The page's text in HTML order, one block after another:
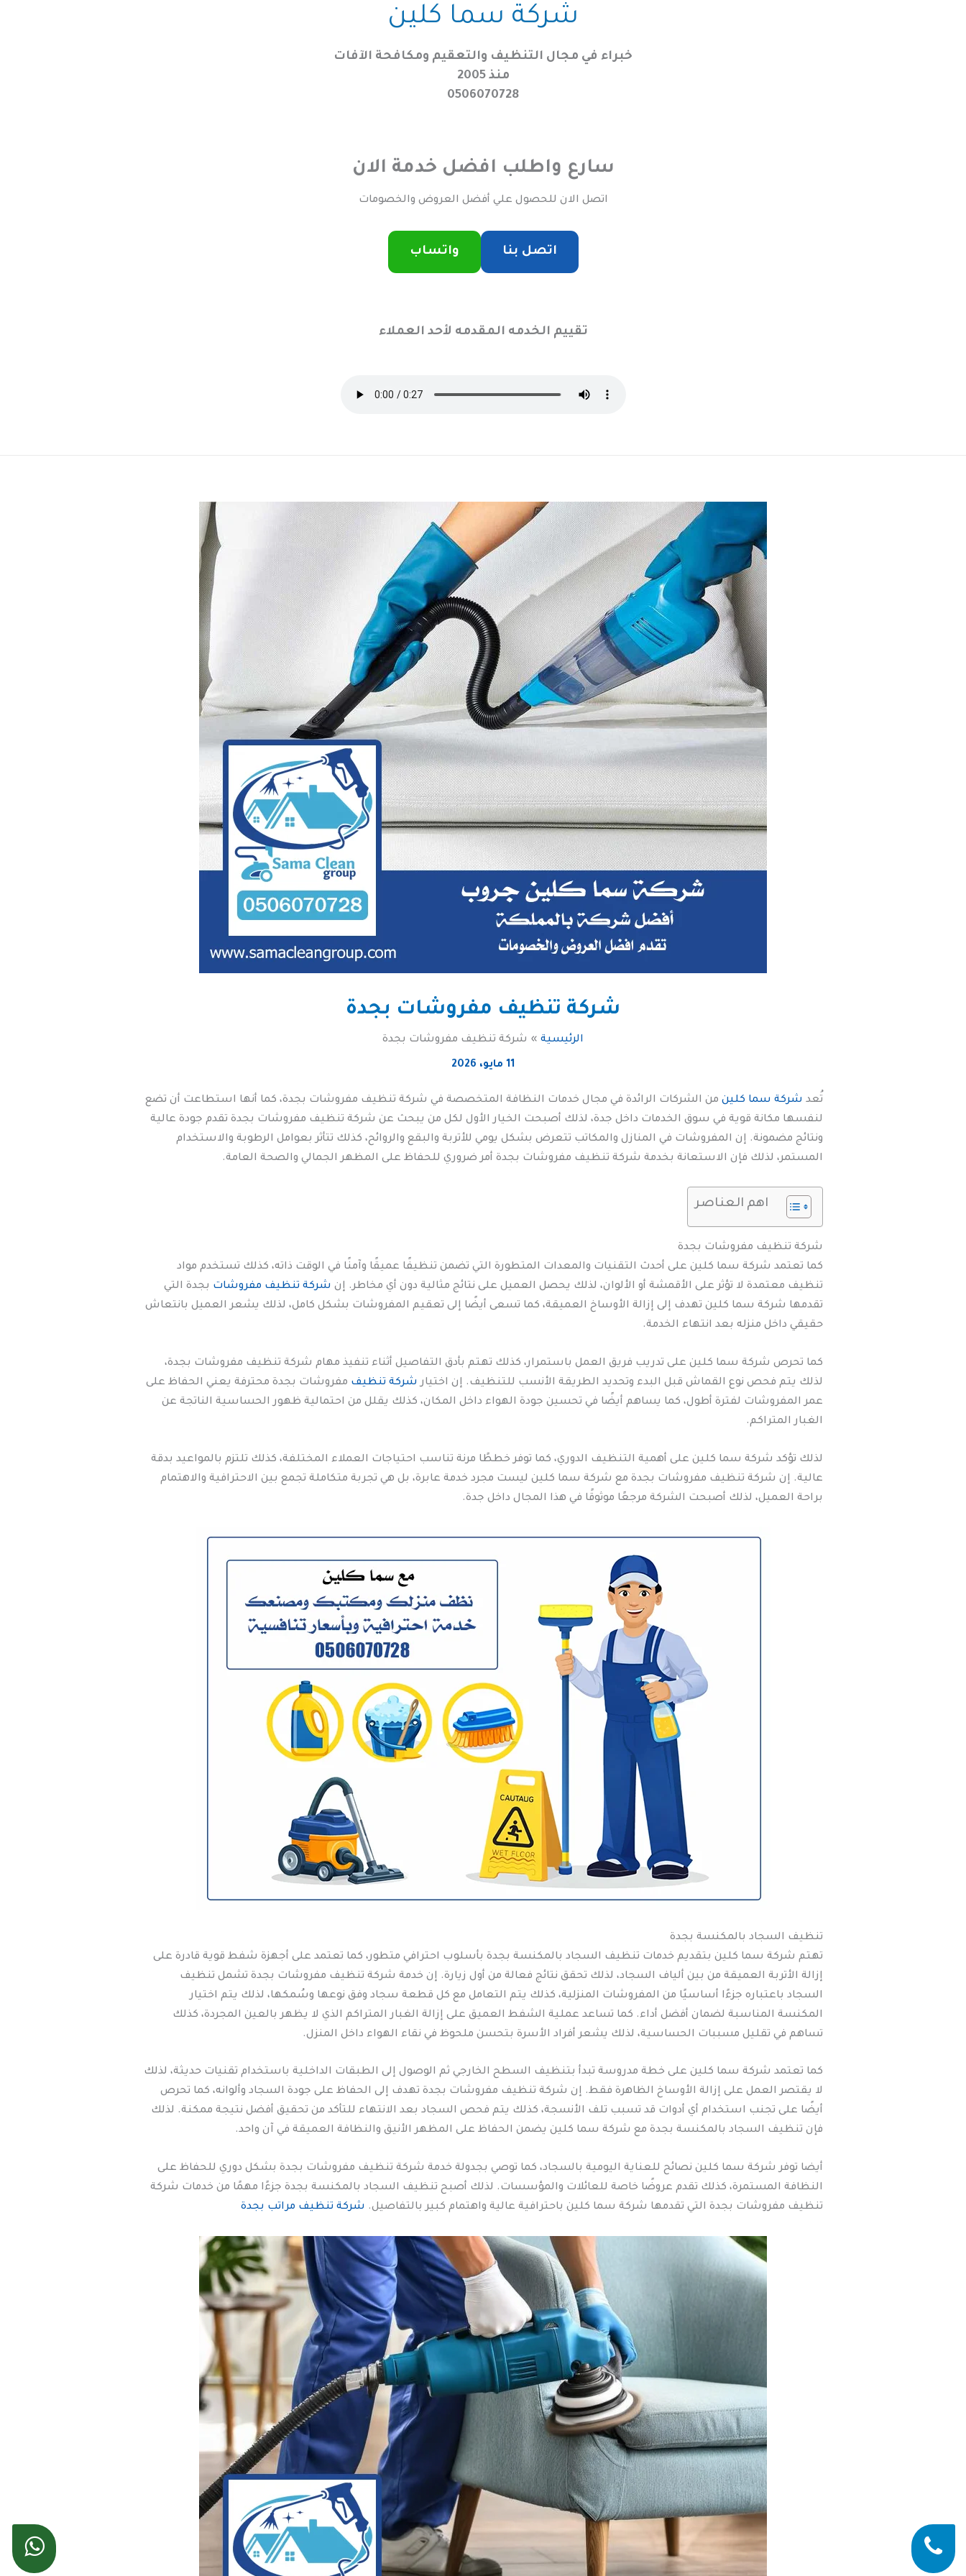
شركة سما كلين
خبراء في مجال التنظيف والتعقيم ومكافحة الآفات
منذ 2005
0506070728
سارع واطلب افضل خدمة الان
اتصل الان للحصول علي أفضل العروض والخصومات
اتصل بنا واتساب
تقييم الخدمه المقدمه لأحد العملاء
شركة تنظيف مفروشات بجدة
الرئيسية شركة تنظيف مفروشات بجدة
11 مايو، 2026
تُعد شركة سما كلينمن الشركات الرائدة في مجال خدمات النظافة المتخصصة في شركة تنظيف مفروشات بجدة، كما أنها استطاعت أن تضع
لنفسها مكانة قوية في سوق الخدمات داخل جدة، لذلك أصبحت الخيار الأول لكل من يبحث عن شركة تنظيف مفروشات بجدة تقدم جودة عالية
ونتائج مضمونة. إن المفروشات في المنازل والمكاتب تتعرض بشكل يومي للأتربة والبقع والروائح، كذلك تتأثر بعوامل الرطوبة والاستخدام
المستمر، لذلك فإن الاستعانة بخدمة شركة تنظيف مفروشات بجدة أمر ضروري للحفاظ على المظهر الجمالي والصحة العامة.
اهم العناصر
شركة تنظيف مفروشات بجدة
كما تعتمد شركة سما كلين على أحدث التقنيات والمعدات المتطورة التي تضمن تنظيفًا عميقًا وآمنًا في الوقت ذاته، كذلك تستخدم مواد
تنظيف معتمدة لا تؤثر على الأقمشة أو الألوان، لذلك يحصل العميل على نتائج مثالية دون أي مخاطر. إن شركة تنظيف مفروشات بجدة التي
تقدمها شركة سما كلين تهدف إلى إزالة الأوساخ العميقة، كما تسعى أيضًا إلى تعقيم المفروشات بشكل كامل، لذلك يشعر العميل بانتعاش
حقيقي داخل منزله بعد انتهاء الخدمة.
كما تحرص شركة سما كلين على تدريب فريق العمل باستمرار، كذلك تهتم بأدق التفاصيل أثناء تنفيذ مهام شركة تنظيف مفروشات بجدة،
لذلك يتم فحص نوع القماش قبل البدء وتحديد الطريقة الأنسب للتنظيف. إن اختيار شركة تنظيف مفروشات بجدة محترفة يعني الحفاظ على
عمر المفروشات لفترة أطول، كما يساهم أيضًا في تحسين جودة الهواء داخل المكان، كذلك يقلل من احتمالية ظهور الحساسية الناتجة عن
الغبار المتراكم.
لذلك تؤكد شركة سما كلين على أهمية التنظيف الدوري، كما توفر خططًا مرنة تناسب احتياجات العملاء المختلفة، كذلك تلتزم بالمواعيد بدقة
عالية. إن شركة تنظيف مفروشات بجدة مع شركة سما كلين ليست مجرد خدمة عابرة، بل هي تجربة متكاملة تجمع بين الاحترافية والاهتمام
براحة العميل، لذلك أصبحت الشركة مرجعًا موثوقًا في هذا المجال داخل جدة.
تنظيف السجاد بالمكنسة بجدة
تهتم شركة سما كلين بتقديم خدمات تنظيف السجاد بالمكنسة بجدة بأسلوب احترافي متطور، كما تعتمد على أجهزة شفط قوية قادرة على
إزالة الأتربة العميقة من بين ألياف السجاد، لذلك تحقق نتائج فعالة من أول زيارة. إن خدمة شركة تنظيف مفروشات بجدة تشمل تنظيف
السجاد باعتباره جزءًا أساسيًا من المفروشات المنزلية، كذلك يتم التعامل مع كل قطعة سجاد وفق نوعها وسُمكها، لذلك يتم اختيار
المكنسة المناسبة لضمان أفضل أداء. كما تساعد عملية الشفط العميق على إزالة الغبار المتراكم الذي لا يظهر بالعين المجردة، كذلك
تساهم في تقليل مسببات الحساسية، لذلك يشعر أفراد الأسرة بتحسن ملحوظ في نقاء الهواء داخل المنزل.
كما تعتمد شركة سما كلين على خطة مدروسة تبدأ بتنظيف السطح الخارجي ثم الوصول إلى الطبقات الداخلية باستخدام تقنيات حديثة، لذلك
لا يقتصر العمل على إزالة الأوساخ الظاهرة فقط. إن شركة تنظيف مفروشات بجدة تهدف إلى الحفاظ على جودة السجاد وألوانه، كما تحرص
أيضًا على تجنب استخدام أي أدوات قد تسبب تلف الأنسجة، كذلك يتم فحص السجاد بعد الانتهاء للتأكد من تحقيق أفضل نتيجة ممكنة. لذلك
فإن تنظيف السجاد بالمكنسة بجدة مع شركة سما كلين يضمن الحفاظ على المظهر الأنيق والنظافة العميقة في آن واحد.
أيضا توفر شركة سما كلين نصائح للعناية اليومية بالسجاد، كما توصي بجدولة خدمة شركة تنظيف مفروشات بجدة بشكل دوري للحفاظ على
النظافة المستمرة، كذلك تقدم عروضًا خاصة للعائلات والمؤسسات. لذلك أصبح تنظيف السجاد بالمكنسة بجدة جزءًا مهمًا من خدمات شركة
تنظيف مفروشات بجدة التي تقدمها شركة سما كلين باحترافية عالية واهتمام كبير بالتفاصيل. شركة تنظيف مراتب بجدة